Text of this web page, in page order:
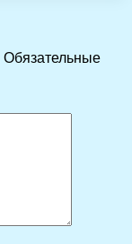
Обязательные